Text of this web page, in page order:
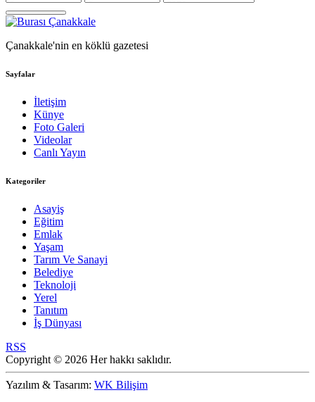
Çanakkale'nin en köklü gazetesi
Sayfalar
İletişim
Künye
Foto Galeri
Videolar
Canlı Yayın
Kategoriler
Asayiş
Eğitim
Emlak
Yaşam
Tarım Ve Sanayi
Belediye
Teknoloji
Yerel
Tanıtım
İş Dünyası
RSS
Copyright © 2026 Her hakkı saklıdır.
Yazılım & Tasarım: WK Bilişim